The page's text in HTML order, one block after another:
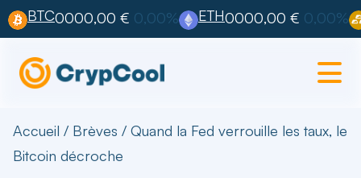
BTC0000,00 € 0,00% ETH0000,00 € 0,00%
Accueil / Brèves / Quand la Fed verrouille les taux, le
Bitcoin décroche